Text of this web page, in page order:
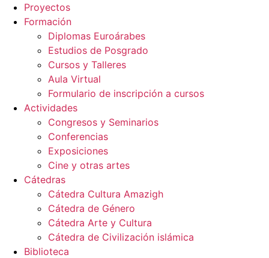
Proyectos
Formación
Diplomas Euroárabes
Estudios de Posgrado
Cursos y Talleres
Aula Virtual
Formulario de inscripción a cursos
Actividades
Congresos y Seminarios
Conferencias
Exposiciones
Cine y otras artes
Cátedras
Cátedra Cultura Amazigh
Cátedra de Género
Cátedra Arte y Cultura
Cátedra de Civilización islámica
Biblioteca